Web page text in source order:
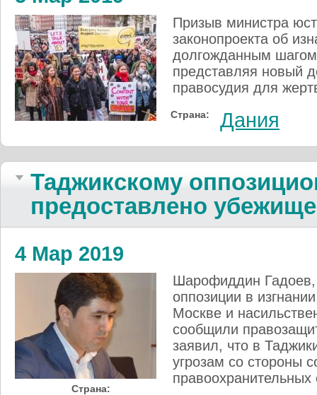
Призыв министра
законопроекта об
долгожданным
представляя новый
правосудия для
Страна: Дания
Таджикскому
предоставлено
4 Мар 2019
Шарофиддин Гадоев,
оппозиции в
Москве и
сообщили
заявил, что в
угрозам со стороны
правоохранительных
Страна: